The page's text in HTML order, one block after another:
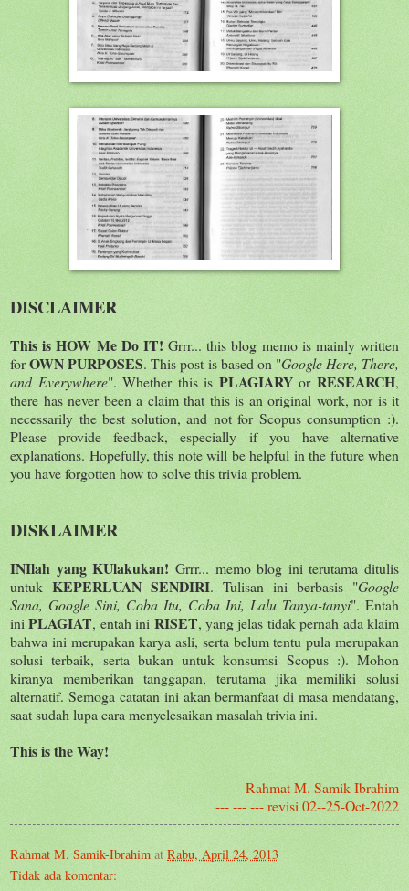
DISCLAIMER
This is HOW Me Do IT! Grrr... this blog memo is mainly written
forOWN PURPOSES. This post is based on "Google Here, There,
and Everywhere". Whether this is PLAGIARYorRESEARCH,
there has never been a claim that this is an original work, nor is it
necessarily the best solution, and not for Scopus consumption :).
Please provide feedback, especially if you have alternative
explanations. Hopefully, this note will be helpful in the future when
you have forgotten how to solve this trivia problem.
DISKLAIMER
INIlah yang KUlakukan! Grrr... memo blog ini terutama ditulis
untuk KEPERLUAN SENDIRI. Tulisan ini berbasis "Google
Sana, Google Sini, Coba Itu, Coba Ini, Lalu Tanya-tanyi". Entah
iniPLAGIAT, entah ini RISET, yang jelas tidak pernah ada klaim
bahwa ini merupakan karya asli, serta belum tentu pula merupakan
solusi terbaik, serta bukan untuk konsumsi Scopus :). Mohon
kiranya memberikan tanggapan, terutama jika memiliki solusi
alternatif. Semoga catatan ini akan bermanfaat di masa mendatang,
saat sudah lupa cara menyelesaikan masalah trivia ini.
This is the Way!
--- Rahmat M. Samik-Ibrahim
--- --- --- revisi 02--25-Oct-2022
Rahmat M. Samik-Ibrahim at Rabu, April 24, 2013
Tidak ada komentar: